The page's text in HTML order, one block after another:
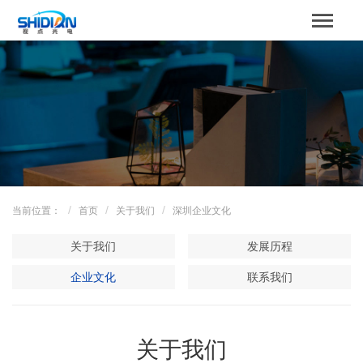
网站首页
关于我们
产品中心
成功案例
联系我们
当前位置： 首页 关于我们 深圳企业文化
关于我们 发展历程
企业文化 联系我们
关于我们